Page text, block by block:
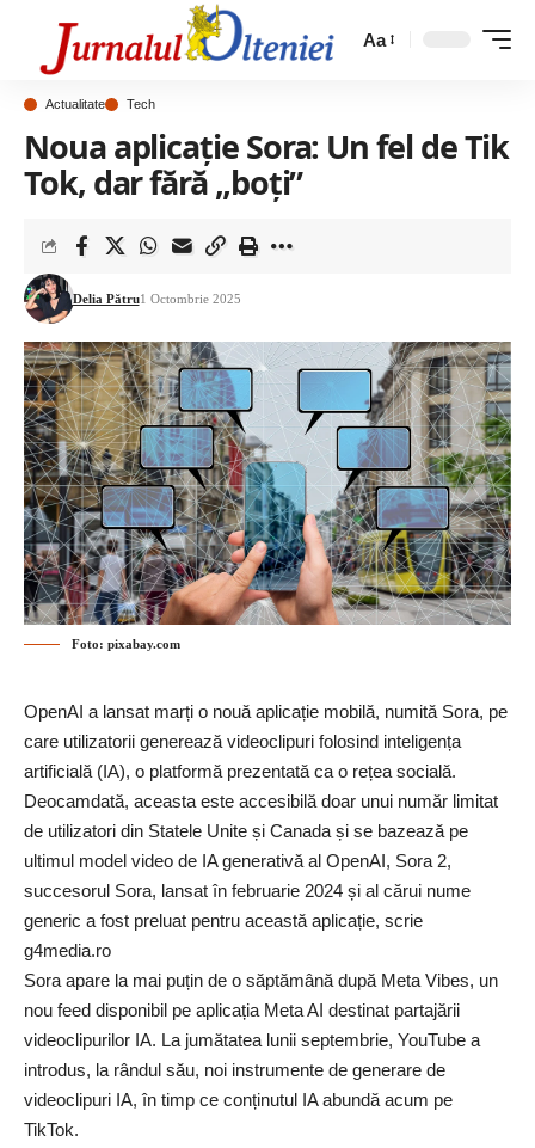
Aa
Actualitate Tech
Noua aplicație Sora: Un fel de Tik
Tok, dar fără „boți”
Delia Pătru1 Octombrie 2025
Foto: pixabay.com
OpenAI a lansat marți o nouă aplicație mobilă, numită Sora, pe
care utilizatorii generează videoclipuri folosind inteligența
artificială (IA), o platformă prezentată ca o rețea socială.
Deocamdată, aceasta este accesibilă doar unui număr limitat
de utilizatori din Statele Unite și Canada și se bazează pe
ultimul model video de IA generativă al OpenAI, Sora 2,
succesorul Sora, lansat în februarie 2024 și al cărui nume
generic a fost preluat pentru această aplicație, scrie
g4media.ro
Sora apare la mai puțin de o săptămână după Meta Vibes, un
nou feed disponibil pe aplicația Meta AI destinat partajării
videoclipurilor IA. La jumătatea lunii septembrie, YouTube a
introdus, la rândul său, noi instrumente de generare de
videoclipuri IA, în timp ce conținutul IA abundă acum pe
TikTok.